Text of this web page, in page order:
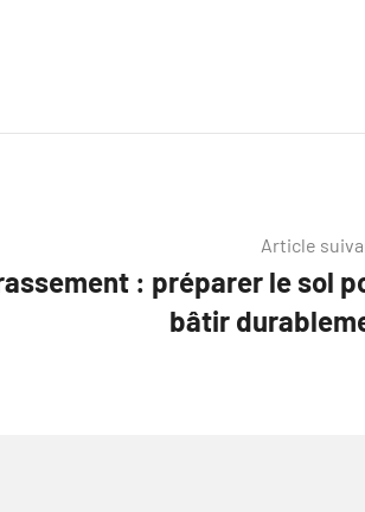
Article
: préparer le sol
bâtir